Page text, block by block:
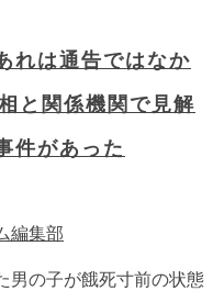
れは通告ではなか
と関係機関で見解
件があった
編集部
男の子が餓死寸前の状態